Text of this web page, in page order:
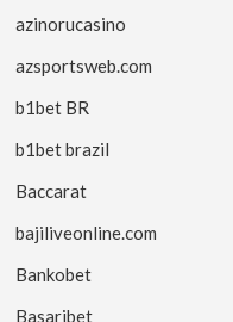
azinorucasino
azsportsweb.com
b1bet BR
b1bet brazil
Baccarat
bajiliveonline.com
Bankobet
Basaribet